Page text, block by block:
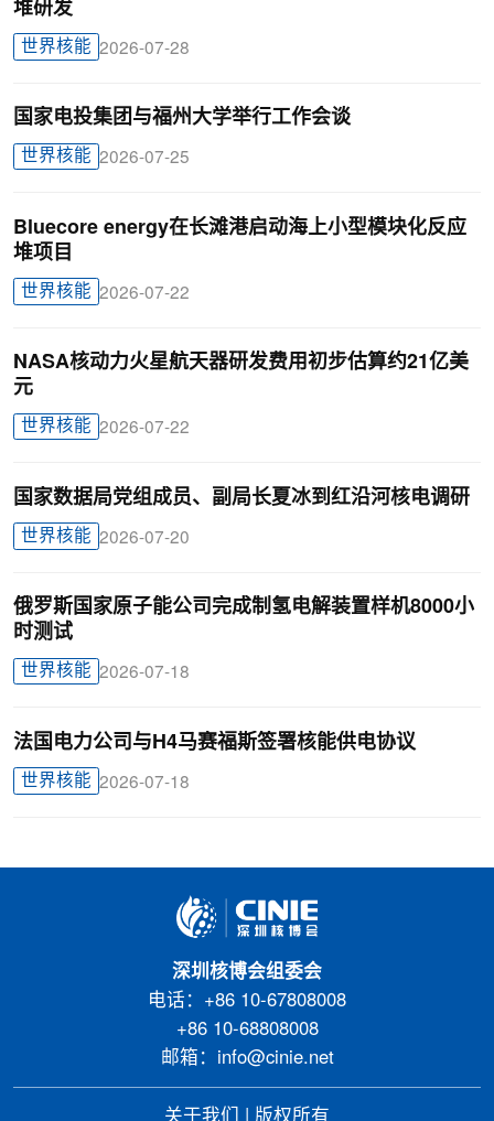
堆研发
世界核能 2026-07-28
国家电投集团与福州大学举行工作会谈
世界核能 2026-07-25
Bluecore energy在长滩港启动海上小型模块化反应
堆项目
世界核能 2026-07-22
NASA核动力火星航天器研发费用初步估算约21亿美
元
世界核能 2026-07-22
国家数据局党组成员、副局长夏冰到红沿河核电调研
世界核能 2026-07-20
俄罗斯国家原子能公司完成制氢电解装置样机8000小
时测试
世界核能 2026-07-18
法国电力公司与H4马赛福斯签署核能供电协议
世界核能 2026-07-18
深圳核博会组委会
电话：+86 10-67808008
+86 10-68808008
邮箱：info@cinie.net
关于我们 版权所有